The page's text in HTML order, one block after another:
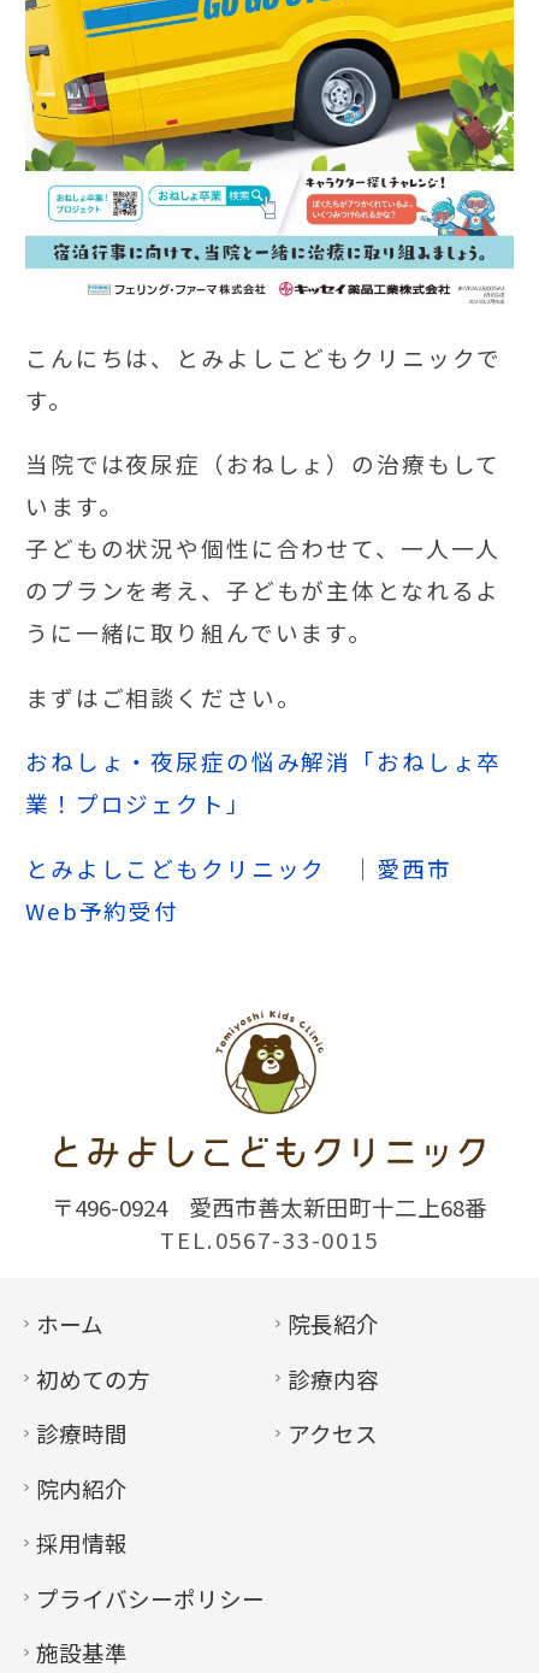
こんにちは、とみよしこどもクリニックで
す。
当院では夜尿症（おねしょ）の治療もして
います。
子どもの状況や個性に合わせて、一人一人
のプランを考え、子どもが主体となれるよ
うに一緒に取り組んでいます。
まずはご相談ください。
おねしょ・夜尿症の悩み解消「おねしょ卒
業！プロジェクト」
とみよしこどもクリニック ｜愛西市
Web予約受付
〒496-0924
愛西市善太新田町十二上68番
TEL.0567-33-0015
ホーム
院長紹介
初めての方
診療内容
診療時間
アクセス
院内紹介
採用情報
プライバシーポリシー
施設基準